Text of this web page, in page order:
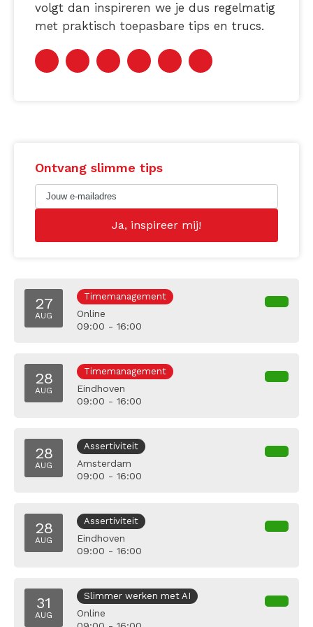
volgt dan inspireren we je dus regelmatig
met praktisch toepasbare tips en trucs.
Ontvang slimme tips
27
AUG
Timemanagement
Online
09:00 - 16:00
28
AUG
Timemanagement
Eindhoven
09:00 - 16:00
28
AUG
Assertiviteit
Amsterdam
09:00 - 16:00
28
AUG
Assertiviteit
Eindhoven
09:00 - 16:00
31
AUG
Slimmer werken met AI
Online